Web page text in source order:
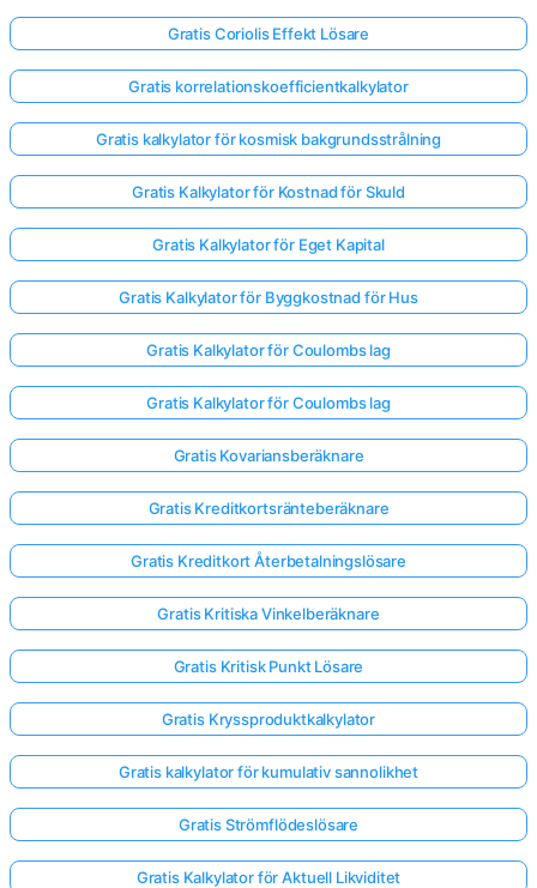
Gratis Coriolis Effekt Lösare
Gratis korrelationskoefficientkalkylator
Gratis kalkylator för kosmisk bakgrundsstrålning
Gratis Kalkylator för Kostnad för Skuld
Gratis Kalkylator för Eget Kapital
Gratis Kalkylator för Byggkostnad för Hus
Gratis Kalkylator för Coulombs lag
Gratis Kalkylator för Coulombs lag
Gratis Kovariansberäknare
Gratis Kreditkortsränteberäknare
Gratis Kreditkort Återbetalningslösare
Gratis Kritiska Vinkelberäknare
Gratis Kritisk Punkt Lösare
Gratis Kryssproduktkalkylator
Gratis kalkylator för kumulativ sannolikhet
Gratis Strömflödeslösare
Gratis Kalkylator för Aktuell Likviditet